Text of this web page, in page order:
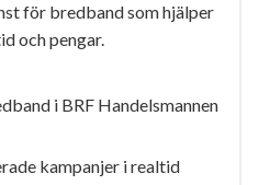
för bredband som hjälper
och pengar.
i BRF Handelsmannen
kampanjer i realtid